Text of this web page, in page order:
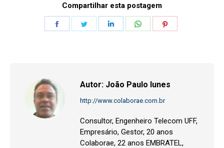
Compartilhar esta postagem
Autor: João Paulo Iunes
http://www.colaborae.com.br
Consultor, Engenheiro Telecom UFF,
Empresário, Gestor, 20 anos
Colaborae, 22 anos EMBRATEL,